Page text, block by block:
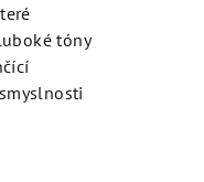
tóny